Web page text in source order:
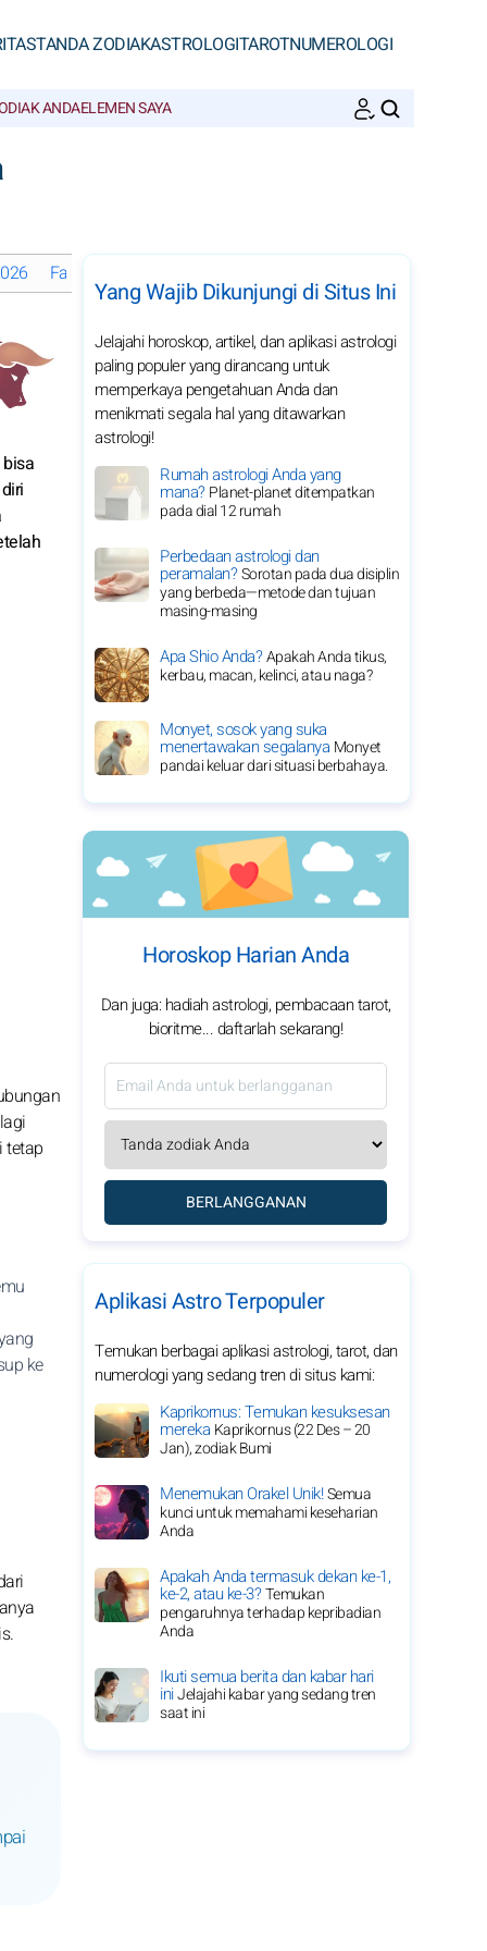
TANDA ZODIAKASTROLOGITAROTNUMEROLOGI
ANDAELEMEN SAYA
Fase Bulan di September 2026
tetap
ke
Yang Wajib Dikunjungi di Situs Ini
Jelajahi horoskop, artikel, dan aplikasi astrologi
paling populer yang dirancang untuk
memperkaya pengetahuan Anda dan
menikmati segala hal yang ditawarkan
astrologi!
Rumah astrologi Anda yang
mana?Planet-planet ditempatkan
pada dial 12 rumah
Perbedaan astrologi dan
peramalan?Sorotan pada dua disiplin
yang berbeda—metode dan tujuan
masing-masing
Apa Shio Anda?Apakah Anda tikus,
kerbau, macan, kelinci, atau naga?
Monyet, sosok yang suka
menertawakan segalanya Monyet
pandai keluar dari situasi berbahaya.
Horoskop Harian Anda
Dan juga: hadiah astrologi, pembacaan tarot,
bioritme... daftarlah sekarang!
BERLANGGANAN
Aplikasi Astro Terpopuler
Temukan berbagai aplikasi astrologi, tarot, dan
numerologi yang sedang tren di situs kami:
Kaprikornus: Temukan kesuksesan
mereka Kaprikornus (22 Des – 20
Jan), zodiak Bumi
Menemukan Orakel Unik!Semua
kunci untuk memahami keseharian
Anda
Apakah Anda termasuk dekan ke-1,
ke-2, atau ke-3?Temukan
pengaruhnya terhadap kepribadian
Anda
Ikuti semua berita dan kabar hari
iniJelajahi kabar yang sedang tren
saat ini